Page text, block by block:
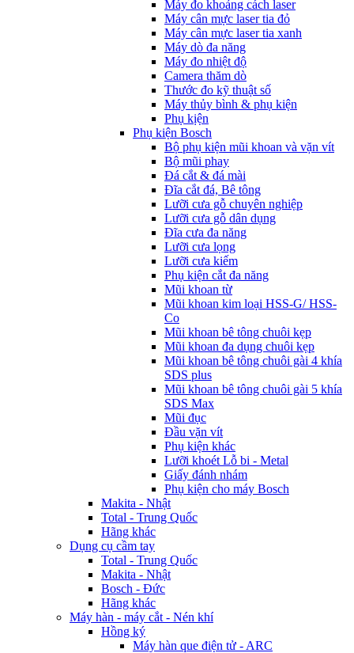
Máy đo khoảng cách laser
Máy cân mực laser tia đỏ
Máy cân mực laser tia xanh
Máy dò đa năng
Máy đo nhiệt độ
Camera thăm dò
Thước đo kỹ thuật số
Máy thủy bình & phụ kiện
Phụ kịện
Phụ kiện Bosch
Bộ phụ kiện mũi khoan và vặn vít
Bộ mũi phay
Đá cắt & đá mài
Đĩa cắt đá, Bê tông
Lưỡi cưa gỗ chuyên nghiệp
Lưỡi cưa gỗ dân dụng
Đĩa cưa đa năng
Lưỡi cưa lọng
Lưỡi cưa kiếm
Phụ kiện cắt đa năng
Mũi khoan từ
Mũi khoan kim loại HSS-G/ HSS-
Co
Mũi khoan bê tông chuôi kẹp
Mũi khoan đa dụng chuôi kẹp
Mũi khoan bê tông chuôi gài 4 khía
SDS plus
Mũi khoan bê tông chuôi gài 5 khía
SDS Max
Mũi đục
Đầu vặn vít
Phụ kiện khác
Lưỡi khoét Lỗ bi - Metal
Giấy đánh nhám
Phụ kiện cho máy Bosch
Makita - Nhật
Total - Trung Quốc
Hãng khác
Dụng cụ cầm tay
Total - Trung Quốc
Makita - Nhật
Bosch - Đức
Hãng khác
Máy hàn - máy cắt - Nén khí
Hồng ký
Máy hàn que điện tử - ARC